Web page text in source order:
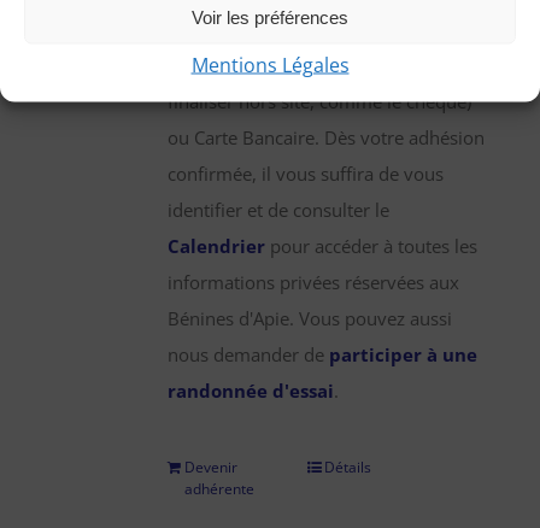
Voir les préférences
Mentions Légales
que vous pouvez régler par chèque,
virement bancaire (démarche à
finaliser hors site, comme le chèque)
ou Carte Bancaire. Dès votre adhésion
confirmée, il vous suffira de vous
identifier et de consulter le
Calendrier pour accéder à toutes les
informations privées réservées aux
Bénines d'Apie. Vous pouvez aussi
nous demander de participer à une
randonnée d'essai.
Devenir
adhérente
Détails